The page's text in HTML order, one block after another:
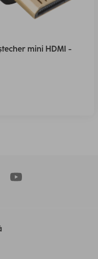
mini HDMI -